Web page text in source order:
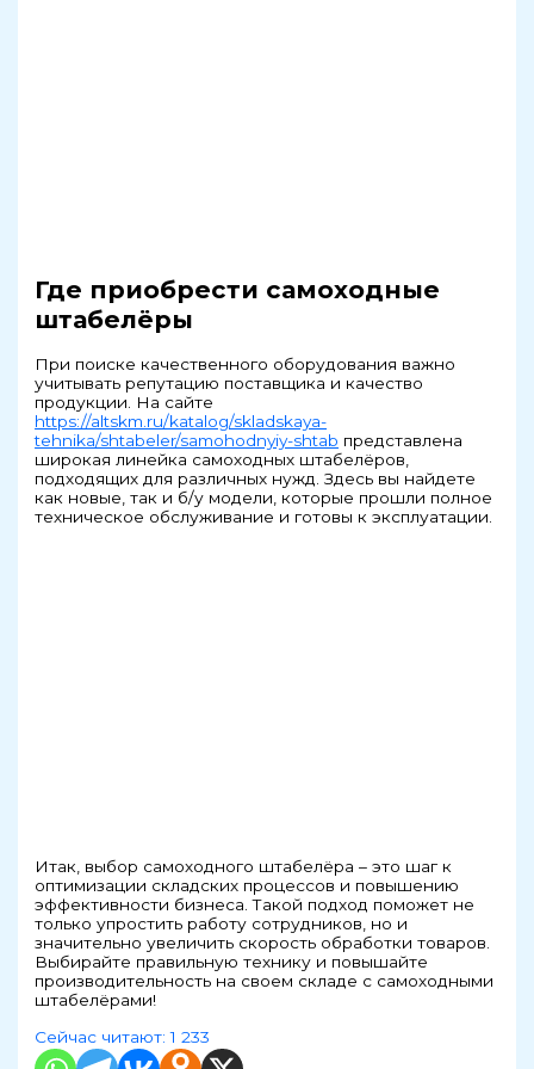
Где приобрести самоходные
штабелёры
При поиске качественного оборудования важно
учитывать репутацию поставщика и качество
продукции. На сайте
https://altskm.ru/katalog/skladskaya-
tehnika/shtabeler/samohodnyiy-shtab представлена
широкая линейка самоходных штабелёров,
подходящих для различных нужд. Здесь вы найдете
как новые, так и б/у модели, которые прошли полное
техническое обслуживание и готовы к эксплуатации.
Итак, выбор самоходного штабелёра – это шаг к
оптимизации складских процессов и повышению
эффективности бизнеса. Такой подход поможет не
только упростить работу сотрудников, но и
значительно увеличить скорость обработки товаров.
Выбирайте правильную технику и повышайте
производительность на своем складе с самоходными
штабелёрами!
Сейчас читают: 1 233